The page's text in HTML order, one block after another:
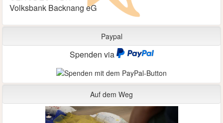
Volksbank Backnang eG
Paypal
Spenden via
Auf dem Weg